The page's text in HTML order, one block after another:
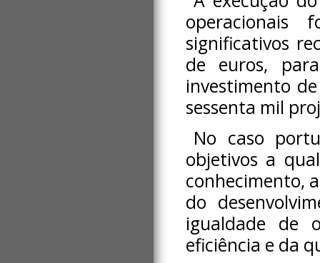
operacionais
significativos
de euros,
investimento
sessenta mil
No caso
objetivos a
conhecimento,
do
igualdade de
eficiência e da